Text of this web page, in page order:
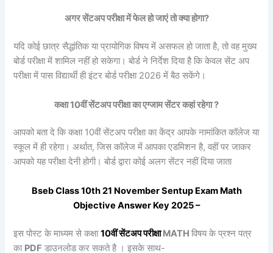
अगर सेंटअप परीक्षा में फेल हो जाएं तो क्या होगा?
यदि कोई छात्र सैद्धांतिक या प्रायोगिक विषय में असफल हो जाता है, तो वह मुख्य
बोर्ड परीक्षा में शामिल नहीं हो सकेगा। बोर्ड ने निर्देश दिया है कि केवल सेंट अप
परीक्षा में पास विद्यार्थी ही इंटर बोर्ड परीक्षा 2026 में बैठ सकेंगे।
कक्षा 10वींसेंटअपपरीक्षा का एग्जाम सेंटर कहां रहेगा ?
आपको बता दे कि कक्षा 10वीं सेंटअप परीक्षा का केंद्र आपके नामांकित कॉलेज या
स्कूल में ही रहेगा। अर्थात, जिस कॉलेज में आपका एडमिशन है, वहीं पर जाकर
आपको यह परीक्षा देनी होगी। बोर्ड द्वारा कोई अलग सेंटर नहीं दिया जाता
Bseb Class 10th 21 NovemberSentupExam Math
Objective Answer Key 2025 –
इस पोस्ट के माध्यम से कक्षा10वींसेंटअपपरीक्षाMATHविषय के प्रश्न पत्र
का PDF डाउनलोड कर सकते है । इसके साथ-